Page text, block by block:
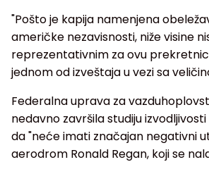
"Pošto je kapija namenjena
američke nezavisnosti, niže visine
reprezentativnim za ovu
jednom od izveštaja u vezi sa
Federalna uprava za
nedavno završila studiju
da "neće imati značajan negativni
aerodrom Ronald Regan, koji se